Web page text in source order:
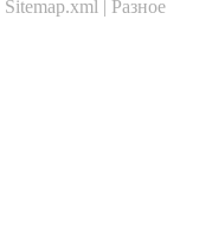
Sitemap.xml | Разное